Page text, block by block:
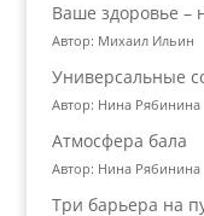
Ваше здоровье –
Автор: Михаил Ильин
Универсальные
Автор: Нина Рябинина
Атмосфера бала
Автор: Нина Рябинина
Три барьера на